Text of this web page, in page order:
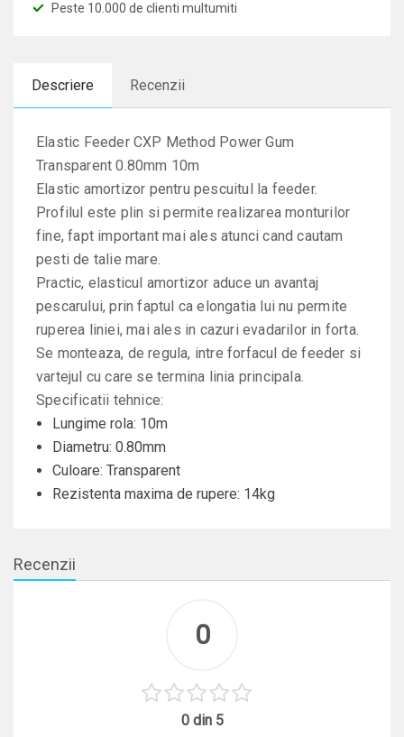
Peste 10.000 de clienti multumiti
Descriere Recenzii
Elastic Feeder CXP Method Power Gum
Transparent 0.80mm 10m
Elastic amortizor pentru pescuitul la feeder.
Profilul este plin si permite realizarea monturilor
fine, fapt important mai ales atunci cand cautam
pesti de talie mare.
Practic, elasticul amortizor aduce un avantaj
pescarului, prin faptul ca elongatia lui nu permite
ruperea liniei, mai ales in cazuri evadarilor in forta.
Se monteaza, de regula, intre forfacul de feeder si
vartejul cu care se termina linia principala.
Specificatii tehnice:
Lungime rola: 10m
Diametru: 0.80mm
Culoare: Transparent
Rezistenta maxima de rupere: 14kg
Recenzii
0
0 din 5